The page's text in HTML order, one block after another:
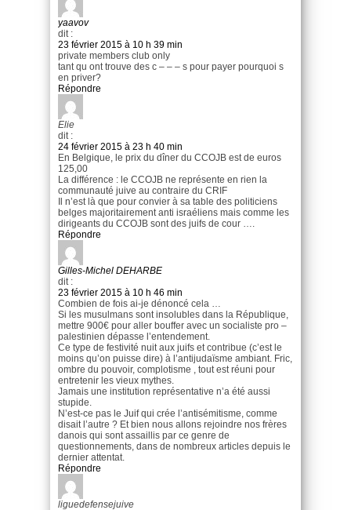
yaavov
dit :
23 février 2015 à 10 h 39 min
private members club only
tant qu ont trouve des c – – – s pour payer pourquoi s
en priver?
Répondre
Elie
dit :
24 février 2015 à 23 h 40 min
En Belgique, le prix du dîner du CCOJB est de euros
125,00
La différence : le CCOJB ne représente en rien la
communauté juive au contraire du CRIF
Il n’est là que pour convier à sa table des politiciens
belges majoritairement anti israéliens mais comme les
dirigeants du CCOJB sont des juifs de cour ….
Répondre
Gilles-Michel DEHARBE
dit :
23 février 2015 à 10 h 46 min
Combien de fois ai-je dénoncé cela …
Si les musulmans sont insolubles dans la République,
mettre 900€ pour aller bouffer avec un socialiste pro –
palestinien dépasse l’entendement.
Ce type de festivité nuit aux juifs et contribue (c’est le
moins qu’on puisse dire) à l’antijudaïsme ambiant. Fric,
ombre du pouvoir, complotisme , tout est réuni pour
entretenir les vieux mythes.
Jamais une institution représentative n’a été aussi
stupide.
N’est-ce pas le Juif qui crée l’antisémitisme, comme
disait l’autre ? Et bien nous allons rejoindre nos frères
danois qui sont assaillis par ce genre de
questionnements, dans de nombreux articles depuis le
dernier attentat.
Répondre
liguedefensejuive